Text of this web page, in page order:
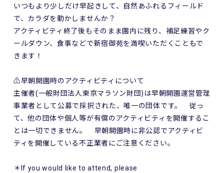
いつもより少しだけ早起きして、自然あふれるフィールド
で、カラダを動かしませんか？
アクティビティ終了後もそのまま園内に残り、補足練習やク
ールダウン、食事などで新宿御苑を満喫いただくこともで
きます！
⚠️早朝開園時のアクティビティについて
主催者(一般財団法人東京マラソン財団)は早朝開園運営管理
事業者として公募で採択された、唯一の団体です。 従っ
て、他の団体や個人等が有償のアクティビティを開催するこ
とは一切できません。 早朝開園時に非公認でアクティビ
ティを開催している不正業者にご注意ください。
＊If you would like to attend, please